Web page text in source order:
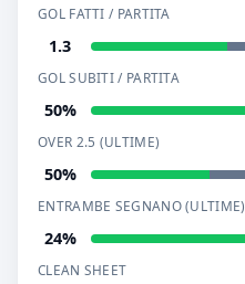
GOL FATTI / PARTITA
1.3
GOL SUBITI / PARTITA
50%
OVER 2.5 (ULTIME)
50%
ENTRAMBE SEGNANO (ULTIME)
24%
CLEAN SHEET